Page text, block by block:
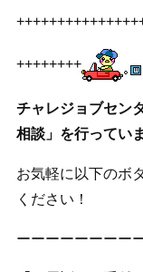
++++++++
チャレジョブセン
相談」を行ってい
お気軽に以下のボ
ください！
ーーーーーーーー